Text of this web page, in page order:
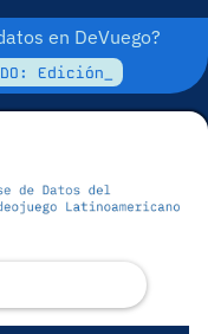
en DeVuego?
Edición_